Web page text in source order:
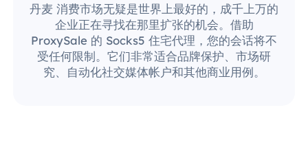
丹麦 消费市场无疑是世界上最好的，成千上万的
企业正在寻找在那里扩张的机会。借助
ProxySale 的 Socks5 住宅代理，您的会话将不
受任何限制。它们非常适合品牌保护、市场研
究、自动化社交媒体帐户和其他商业用例。